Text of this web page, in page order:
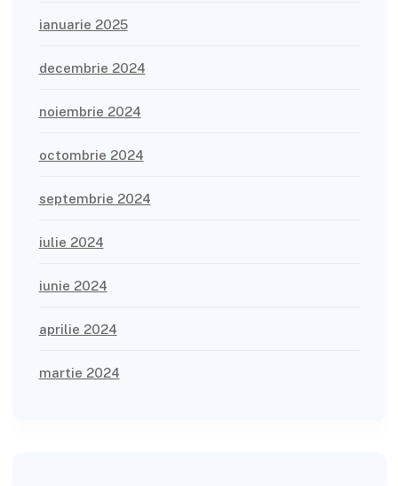
ianuarie 2025
decembrie 2024
noiembrie 2024
octombrie 2024
septembrie 2024
iulie 2024
iunie 2024
aprilie 2024
martie 2024